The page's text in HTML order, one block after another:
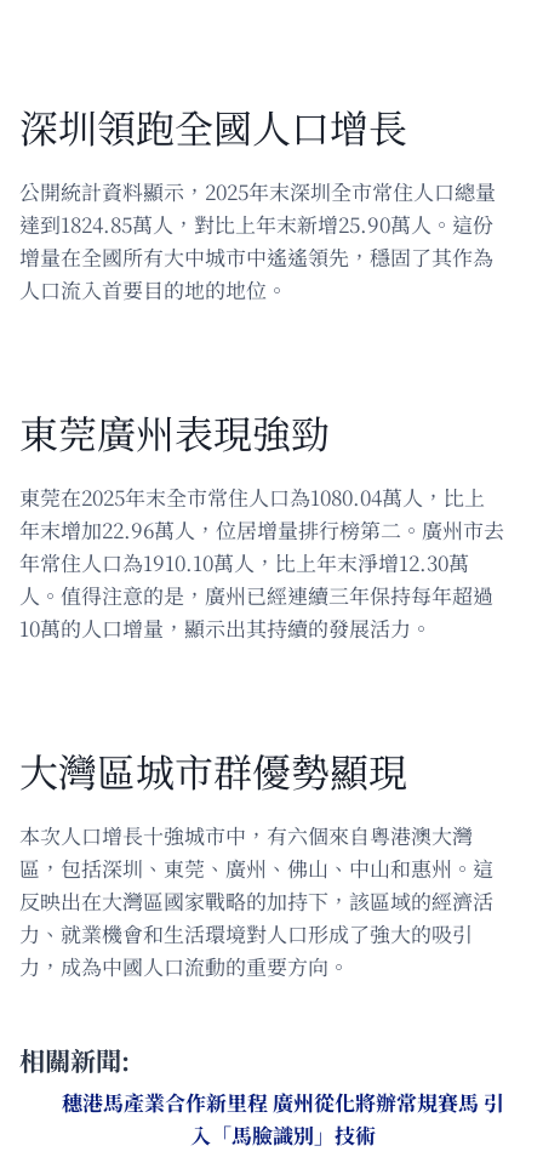
深圳領跑全國人口增長
公開統計資料顯示，2025年末深圳全市常住人口總量
達到1824.85萬人，對比上年末新增25.90萬人。這份
增量在全國所有大中城市中遙遙領先，穩固了其作為
人口流入首要目的地的地位。
東莞廣州表現強勁
東莞在2025年末全市常住人口為1080.04萬人，比上
年末增加22.96萬人，位居增量排行榜第二。廣州市去
年常住人口為1910.10萬人，比上年末淨增12.30萬
人。值得注意的是，廣州已經連續三年保持每年超過
10萬的人口增量，顯示出其持續的發展活力。
大灣區城市群優勢顯現
本次人口增長十強城市中，有六個來自粵港澳大灣
區，包括深圳、東莞、廣州、佛山、中山和惠州。這
反映出在大灣區國家戰略的加持下，該區域的經濟活
力、就業機會和生活環境對人口形成了強大的吸引
力，成為中國人口流動的重要方向。
相關新聞:
穗港馬產業合作新里程 廣州從化將辦常規賽馬 引
入「馬臉識別」技術